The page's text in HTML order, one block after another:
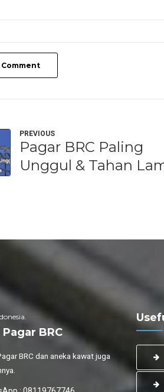
Comment
PREVIOUS
Pagar BRC Paling
Unggul & Tahan
BRC
BRC dan aneka kawat juga